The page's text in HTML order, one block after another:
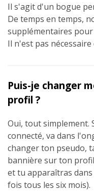
Il s'agit d'un bogue
De temps en temps,
supplémentaires
Il n'est pas
Puis-je changer
profil ?
Oui, tout simplement.
connecté, va dans
changer ton pseudo,
bannière sur ton
et tu apparaîtras dans
fois tous les six mois).